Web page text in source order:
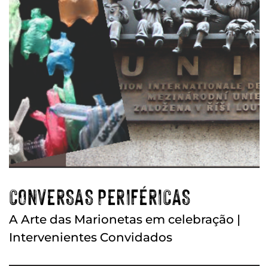
CONVERSAS PERIFÉRICAS
A Arte das Marionetas em celebração |
Intervenientes Convidados